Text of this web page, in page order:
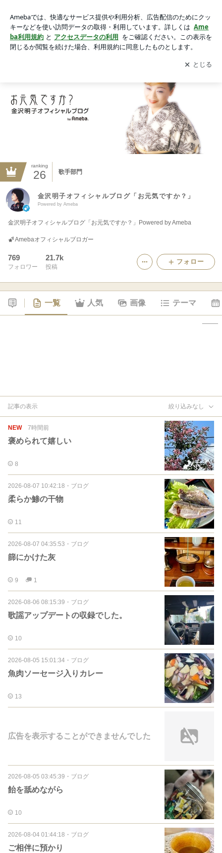
Amebaアプリをダウンロードして ブログの更新通知
を受け取りまし
ょう。
開く
ranking
26 歌手部門
金沢明子オフィシャルブログ「お元気ですか？」
Powered by Ameba
金沢明子オフィシャルブログ「お元気ですか？」Powered by Ameba
Amebaオフィシャルブロガー
769
フォロワー
21.7k
投稿
フォロー
一覧 人気 画像 テーマ
記事の表示 絞り込みなし
NEW 7時間前
褒められて嬉しい
8
2026-08-07 10:42:18 ・ ブログ
柔らか鯵の干物
11
2026-08-07 04:35:53 ・ ブログ
篩にかけた灰
9 1
2026-08-06 08:15:39 ・ ブログ
歌謡アップデートの収録でした。
10
2026-08-05 15:01:34 ・ ブログ
魚肉ソーセージ入りカレー
13
広告を表示することができませんでした
2026-08-05 03:45:39 ・ ブログ
飴を舐めながら
10
2026-08-04 01:44:18 ・ ブログ
ご相伴に預かり